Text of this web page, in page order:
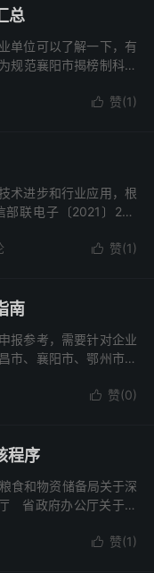
总
单位可以了解一下，有
范襄阳市揭榜制科技
 赞(1)
术进步和行业应用，根
联电子〔2021〕226
 赞(1)
南
报参考，需要针对企业
市、襄阳市、鄂州市、
 赞(0)
程序
食和物资储备局关于深
省政府办公厅关于培
 赞(1)